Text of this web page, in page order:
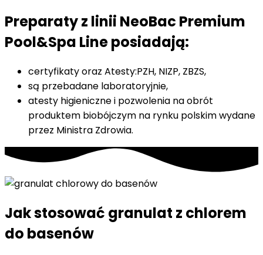
Preparaty z linii NeoBac Premium
Pool&Spa Line posiadają:
certyfikaty oraz Atesty:PZH, NIZP, ZBZS,
są przebadane laboratoryjnie,
atesty higieniczne i pozwolenia na obrót
produktem biobójczym na rynku polskim wydane
przez Ministra Zdrowia.
Jak stosować granulat z chlorem
do basenów